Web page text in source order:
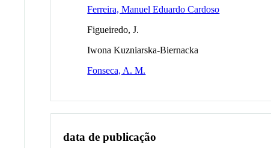
Ferreira, Manuel Eduardo Cardoso
Figueiredo, J.
Iwona Kuzniarska-Biernacka
Fonseca, A. M.
data de publicação